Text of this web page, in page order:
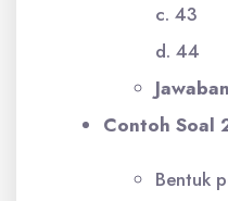
c. 43
d. 44
Contoh Soal
Bentuk